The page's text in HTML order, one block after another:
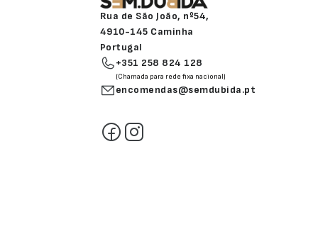
Rua de São João, nº54,
4910-145 Caminha
Portugal
+351 258 824 128
(Chamada para rede fixa nacional)
encomendas@semdubida.pt